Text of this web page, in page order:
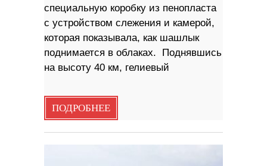
специальную коробку из пенопласта
с устройством слежения и камерой,
которая показывала, как шашлык
поднимается в облаках. Поднявшись
на высоту 40 км, гелиевый
ПОДРОБНЕЕ